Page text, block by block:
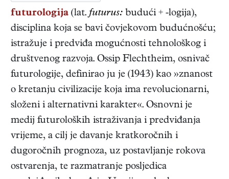
futurologija (lat.futurus: budući + -logija),
disciplina koja se bavi čovjekovom budućnošću;
istražuje i predviđa mogućnosti tehnološkog i
društvenog razvoja. Ossip Flechtheim, osnivač
futurologije, definirao ju je (1943) kao »znanost
o kretanju civilizacije koja ima revolucionarni,
složeni i alternativni karakter«. Osnovni je
medij futuroloških istraživanja i predviđanja
vrijeme, a cilj je davanje kratkoročnih i
dugoročnih prognoza, uz postavljanje rokova
ostvarenja, te razmatranje posljedica